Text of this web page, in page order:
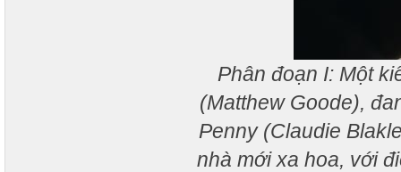
Phân đoạn I: Một
(Matthew Goode),
Penny (Claudie
nhà mới xa hoa, với